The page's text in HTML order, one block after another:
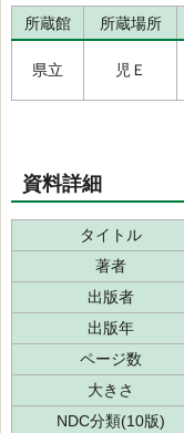
所蔵館 所蔵場所
県立 児Ｅ
資料詳細
タイトル
著者
出版者
出版年
ページ数
大きさ
NDC分類(10版)